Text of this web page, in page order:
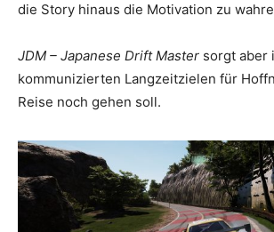
die Story hinaus die Motivation zu
JDM – Japanese Drift Master sorgt aber
kommunizierten Langzeitzielen für
Reise noch gehen soll.